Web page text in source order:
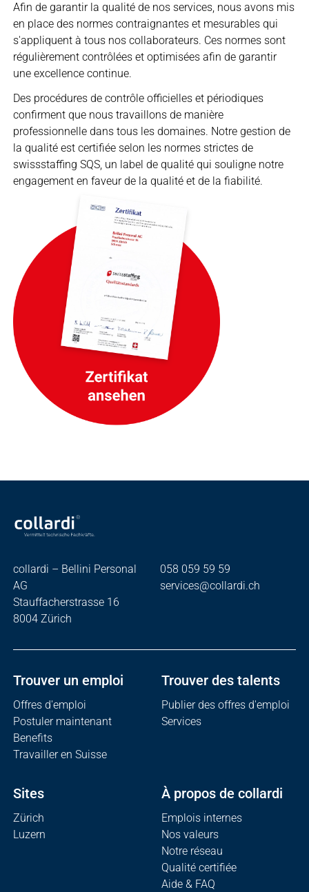
Afin de garantir la qualité de nos services, nous avons mis
en place des normes contraignantes et mesurables qui
s'appliquent à tous nos collaborateurs. Ces normes sont
régulièrement contrôlées et optimisées afin de garantir
une excellence continue.
Des procédures de contrôle officielles et périodiques
confirment que nous travaillons de manière
professionnelle dans tous les domaines. Notre gestion de
la qualité est certifiée selon les normes strictes de
swissstaffing SQS, un label de qualité qui souligne notre
engagement en faveur de la qualité et de la fiabilité.
collardi – Bellini Personal
AG
Stauffacherstrasse 16
8004 Zürich
058 059 59 59
services@collardi.ch
Trouver un emploi
Offres d'emploi
Postuler maintenant
Benefits
Travailler en Suisse
Trouver des talents
Publier des offres d'emploi
Services
Sites
Zürich
Luzern
À propos de collardi
Emplois internes
Nos valeurs
Notre réseau
Qualité certifiée
Aide & FAQ